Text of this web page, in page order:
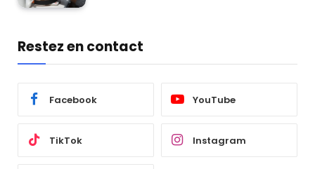
Restez en contact
Facebook YouTube
TikTok Instagram